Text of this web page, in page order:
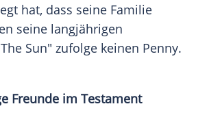
hat, dass seine Familie
seine langjährigen
Sun" zufolge keinen Penny.
Freunde im Testament